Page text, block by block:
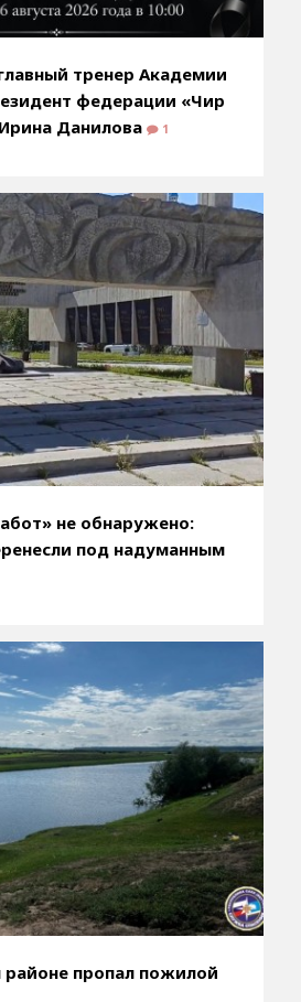
тренер Академии
федерации «Чир
Данилова
1
не обнаружено:
под надуманным
пропал пожилой